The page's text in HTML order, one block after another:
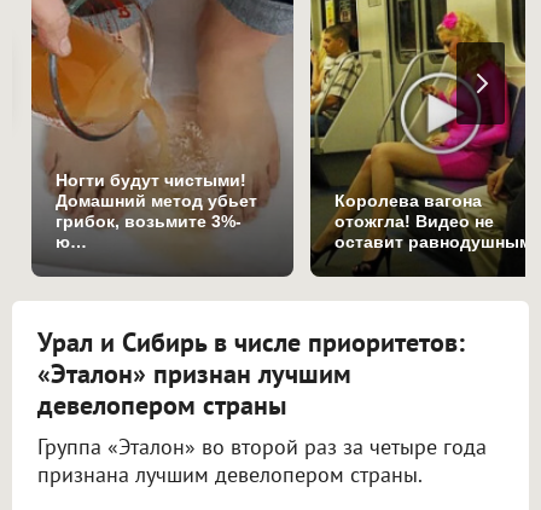
Ногти будут чистыми!
Домашний метод убьет
грибок, возьмите 3%-
ю…
Королева вагона
отожгла! Видео не
оставит равнодушным
Урал и Сибирь в числе приоритетов:
«Эталон» признан лучшим
девелопером страны
Группа «Эталон» во второй раз за четыре года
признана лучшим девелопером страны.